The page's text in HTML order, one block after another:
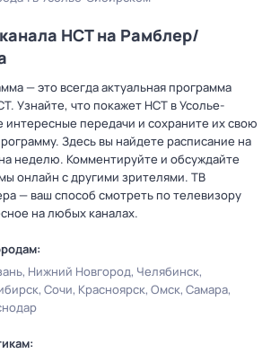
НСТ на Рамблер/
— это всегда актуальная программа
Узнайте, что покажет НСТ в Усолье-
передачи и сохраните их свою
Здесь вы найдете расписание на
неделю. Комментируйте и обсуждайте
онлайн с другими зрителями. ТВ
— ваш способ смотреть по телевизору
на любых каналах.
Нижний Новгород Челябинск
Сочи Красноярск Омск Самара